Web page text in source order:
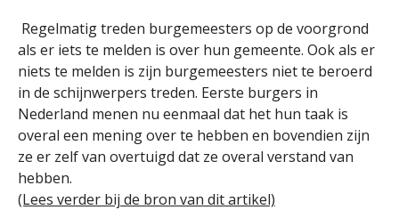
Regelmatig treden burgemeesters op de voorgrond
als er iets te melden is over hun gemeente. Ook als er
niets te melden is zijn burgemeesters niet te beroerd
in de schijnwerpers treden. Eerste burgers in
Nederland menen nu eenmaal dat het hun taak is
overal een mening over te hebben en bovendien zijn
ze er zelf van overtuigd dat ze overal verstand van
hebben.
(Lees verder bij de bron van dit artikel)